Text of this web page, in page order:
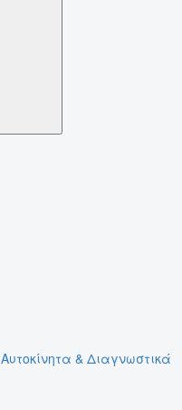
Αυτοκίνητα & Διαγνωστικά